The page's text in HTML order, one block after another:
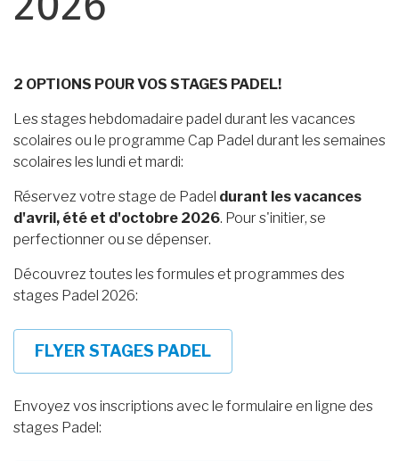
2 OPTIONS POUR VOS STAGES PADEL!
Les stages hebdomadaire padel durant les vacances
scolaires ou le programme Cap Padel durant les semaines
scolaires les lundi et mardi:
Réservez votre stage de Padel durant les vacances
d'avril, été et d'octobre 2026. Pour s'initier, se
perfectionner ou se dépenser.
Découvrez toutes les formules et programmes des
stages Padel 2026:
FLYER STAGES PADEL
Envoyez vos inscriptions avec le formulaire en ligne des
stages Padel: